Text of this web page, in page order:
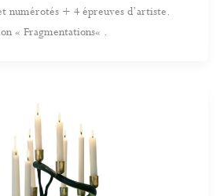
numérotés + 4 épreuves d’artiste.
« Fragmentations« .